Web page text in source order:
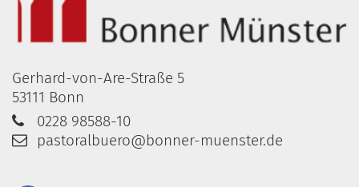
Gerhard-von-Are-Straße 5
53111 Bonn
0228 98588-10
pastoralbuero@bonner-muenster.de